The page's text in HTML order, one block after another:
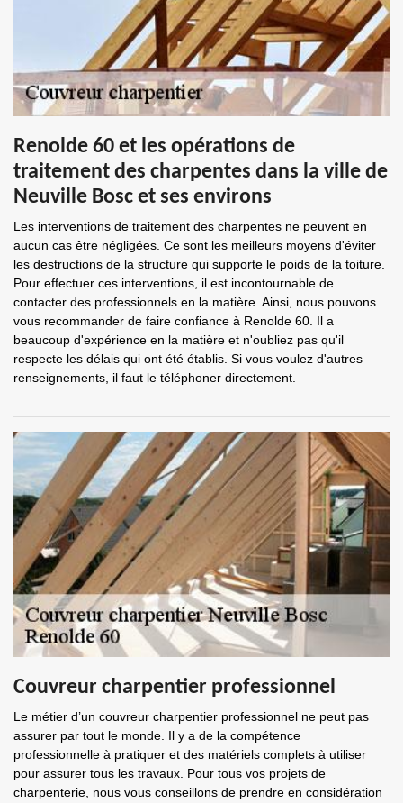
Renolde 60 et les opérations de
traitement des charpentes dans la ville de
Neuville Bosc et ses environs
Les interventions de traitement des charpentes ne peuvent en
aucun cas être négligées. Ce sont les meilleurs moyens d'éviter
les destructions de la structure qui supporte le poids de la toiture.
Pour effectuer ces interventions, il est incontournable de
contacter des professionnels en la matière. Ainsi, nous pouvons
vous recommander de faire confiance à Renolde 60. Il a
beaucoup d'expérience en la matière et n'oubliez pas qu'il
respecte les délais qui ont été établis. Si vous voulez d'autres
renseignements, il faut le téléphoner directement.
Couvreur charpentier professionnel
Le métier d’un couvreur charpentier professionnel ne peut pas
assurer par tout le monde. Il y a de la compétence
professionnelle à pratiquer et des matériels complets à utiliser
pour assurer tous les travaux. Pour tous vos projets de
charpenterie, nous vous conseillons de prendre en considération